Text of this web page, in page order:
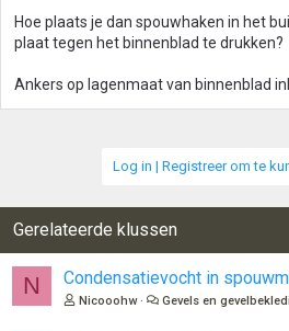
Hoe plaats je dan spouwhaken in het
plaat tegen het binnenblad te drukken?
Ankers op lagenmaat van binnenblad
Log in | Registreer om te
Gerelateerde klussen
N Condensatievocht in
Nicooohw Gevels en